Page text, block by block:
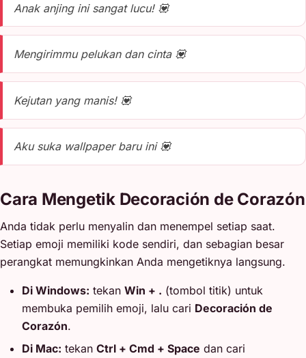
Anak anjing ini sangat lucu! 💟
Mengirimmu pelukan dan cinta 💟
Kejutan yang manis! 💟
Aku suka wallpaper baru ini 💟
Cara Mengetik Decoración de Corazón
Anda tidak perlu menyalin dan menempel setiap saat.
Setiap emoji memiliki kode sendiri, dan sebagian besar
perangkat memungkinkan Anda mengetiknya langsung.
Di Windows: tekan Win + . (tombol titik) untuk
membuka pemilih emoji, lalu cari Decoración de
Corazón.
Di Mac: tekan Ctrl + Cmd + Space dan cari